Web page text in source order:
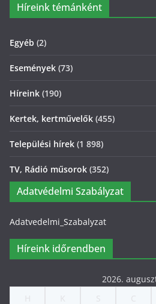
Híreink témánként
Egyéb (2)
Események (73)
Híreink (190)
Kertek, kertművelők (455)
Települési hírek (1 898)
TV, Rádió műsorok (352)
Adatvédelmi Szabályzat
Adatvedelmi_Szabalyzat
Híreink időrendben
2026.